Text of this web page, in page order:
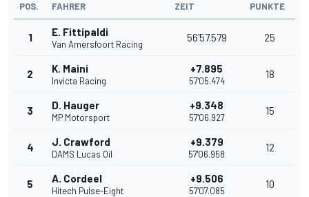
POS. FAHRER ZEIT PUNKTE
1 E. Fittipaldi
Van Amersfoort Racing
56'57.579 25
2 K. Maini
Invicta Racing
+7.895
57'05.474
18
3 D. Hauger
MP Motorsport
+9.348
57'06.927
15
4 J. Crawford
DAMS Lucas Oil
+9.379
57'06.958
12
5 A. Cordeel
Hitech Pulse-Eight
+9.506
57'07.085
10